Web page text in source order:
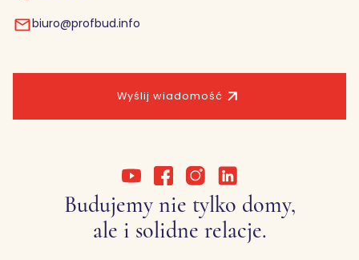
Wyślij wiadomość
biuro@profbud.info
Budujemy nie tylko domy,
ale i solidne relacje.